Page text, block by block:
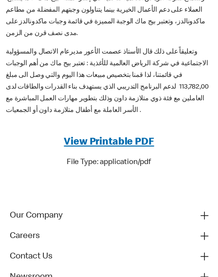
العملاء على دعم الأعمال الخيرية بينما يتناولون وجبتهم المفضلة من مطاعم
ماكدونالدز، وتعتبر بيج ماك الوجبة المميزة في قائمة وجبات ماكدونالدز على
مدى نصف قرن من الزمن.
وتعليقاً على ذلك قال الأستاذ عصمت الأعور مديرعام الاتصال والمسؤولية
الاجتماعية في شركة الرياض العالمية للأغذية : تعتبر بيج ماك من أهم الوجبات
في قائمتنا، لذا قمنا بتخصيص مبيعات هذا اليوم والتي وصل الى مبلغ
113,782,00 لدعم البرنامج التدريبي الذي يستهدف بناء القدرات والطاقات لدى
العاملين مع فئة ذوي متلازمة داون وذلك بتطوير مهارات العمل المباشرة مع
الأسر العاملة مع أطفال متلازمة داون أو الجمعيات .
View Printable PDF
File Type: application/pdf
Our Company
Careers
Contact Us